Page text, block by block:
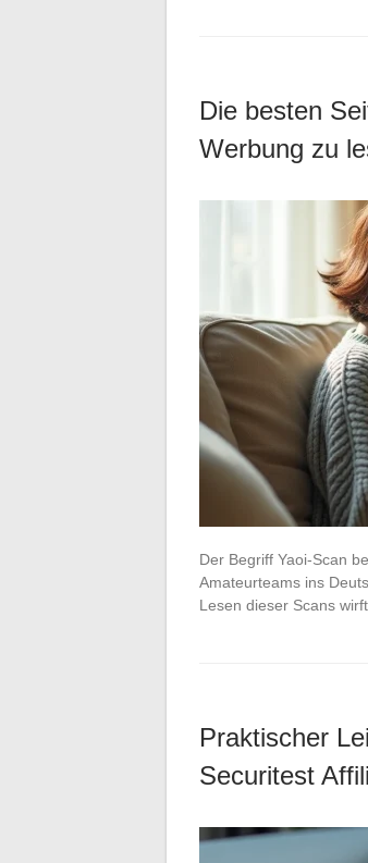
Die besten
Werbung zu
Der Begriff Yaoi-Scan
Amateurteams ins
Lesen dieser Scans
Praktischer
Securitest